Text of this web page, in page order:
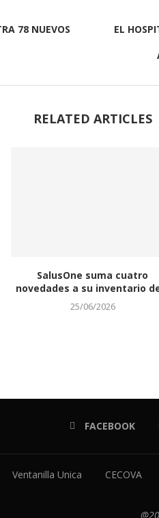
78 NUEVOS
EL
RELATED ARTICLES
SalusOne suma cuatro
novedades a su inventario
25/06/2026
FACEBOOK
Ventanilla Unica CECOVA